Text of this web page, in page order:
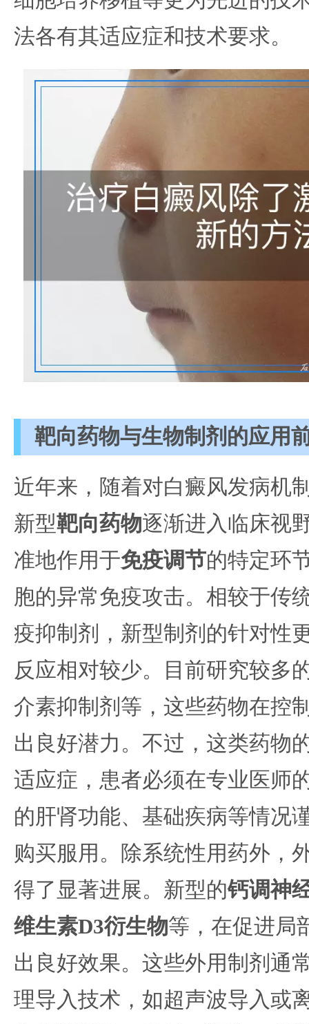
法各有其适应症和技术要求。
靶向药物与生物制剂的应用
近年来，随着对白癜风发病机
新型靶向药物逐渐进入临床视
准地作用于免疫调节的特定环
胞的异常免疫攻击。相较于传
疫抑制剂，新型制剂的针对性
反应相对较少。目前研究较多
介素抑制剂等，这些药物在控
出良好潜力。不过，这类药物
适应症，患者必须在专业医师
的肝肾功能、基础疾病等情况
购买服用。除系统性用药外，
得了显著进展。新型的钙调神
维生素D3衍生物等，在促进局
出良好效果。这些外用制剂通
理导入技术，如超声波导入或